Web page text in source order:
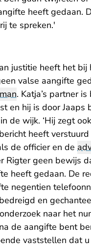
heeft gedaan.
te spreken.'
justitie heeft het bij
valse aangifte
. Katja’s partner
en hij is door Jaaps
de wijk. ‘Hij zegt
heeft
de officier en de
Rigter geen bewijs
heeft gedaan. De
negentien
en
naar het
de aangifte bent
vaststellen dat